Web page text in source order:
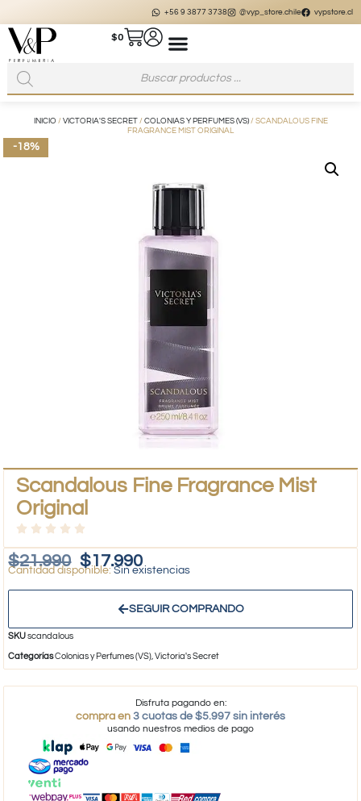
+56 9 3877 3738 @vyp_store.chile vypstore.cl
$0
INICIO / VICTORIA'S SECRET/ COLONIAS Y PERFUMES (VS)/ SCANDALOUS FINE
FRAGRANCE MIST ORIGINAL
-18%
Scandalous Fine Fragrance Mist
Original
$21.990 $17.990
Sin existencias
SEGUIR COMPRANDO
SKUscandalous
CategoríasColonias y Perfumes (VS),Victoria's Secret
Disfruta pagando en:
compra en 3 cuotas de $5.997 sin interés
usando nuestros medios de pago